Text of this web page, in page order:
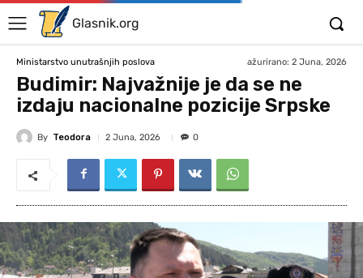
Glasnik.org
Ministarstvo unutrašnjih poslova ažurirano: 2 Juna, 2026
Budimir: Najvažnije je da se ne
izdaju nacionalne pozicije Srpske
By Teodora 2 Juna, 2026 0